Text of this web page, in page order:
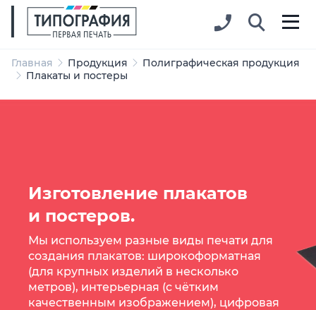
Главная Продукция
Полиграфическая продукция
Плакаты и постеры
Изготовление плакатов
и постеров.
Мы используем разные виды печати для
создания плакатов: широкоформатная
(для крупных изделий в несколько
метров), интерьерная (с чётким
качественным изображением), цифровая